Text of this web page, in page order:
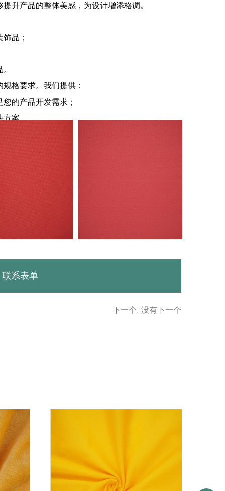
升产品的整体美感，为设计增添格调。
品；
格要求。我们提供：
的产品开发需求；
方案。
联系表单
下一个: 没有下一个